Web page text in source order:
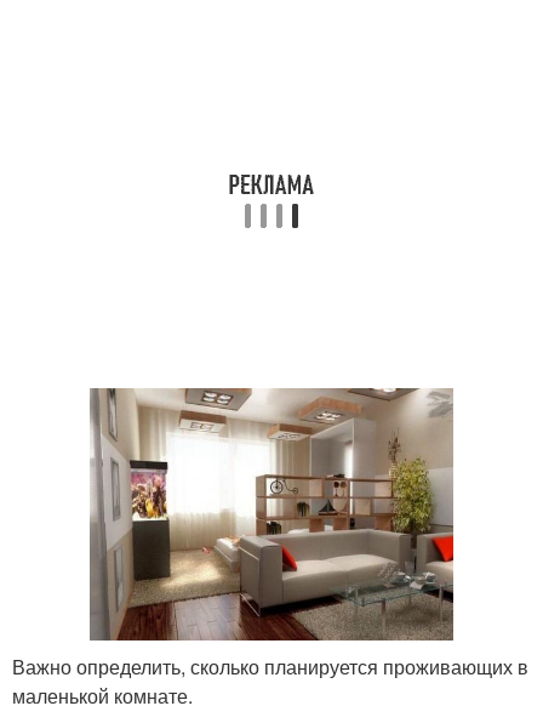
Важно определить, сколько планируется проживающих в
маленькой комнате.